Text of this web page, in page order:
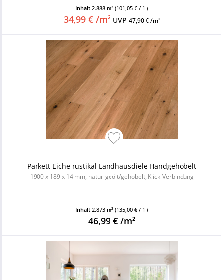
Inhalt 2.888 m² (101,05 € / 1 )
34,99 € /m² UVP47,90 € /m²
Parkett Eiche rustikal Landhausdiele Handgehobelt
1900 x 189 x 14 mm, natur-geölt/gehobelt, Klick-Verbindung
Inhalt 2.873 m² (135,00 € / 1 )
46,99 € /m²